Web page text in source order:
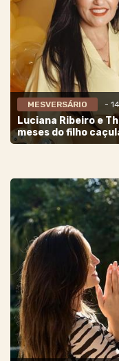
MESVERSÁRIO -
Luciana Ribeiro e
meses do filho